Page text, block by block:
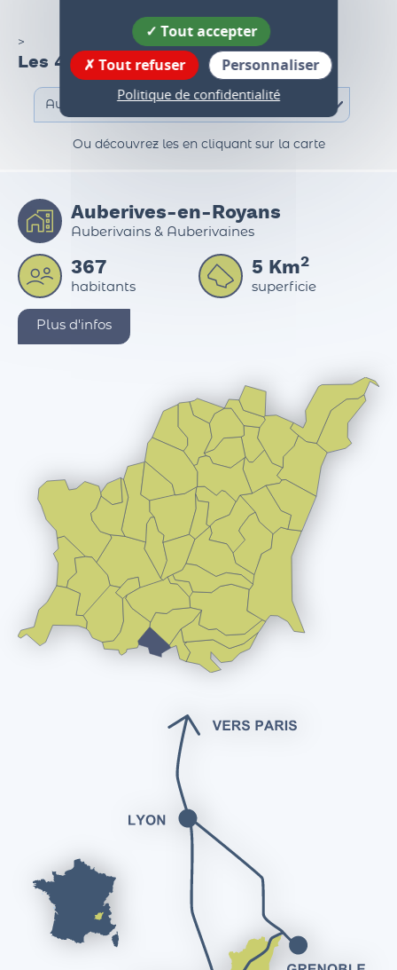
>
Les 47 communes du territoire
Auberives-en-Royans
Auberivains & Auberivaines
367
habitants
5Km2
Tout accepter
Tout refuser
Personnaliser
Politique de confidentialité